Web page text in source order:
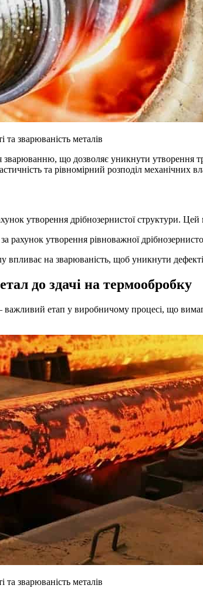
зварюваність металів
зварюванню, що дозволяє уникнути утворення
та рівномірний розподіл механічних
утворення дрібнозернистої структури.
рахунок утворення рівноважної
на зварюваність, щоб уникнути
до здачі на термообробку
етап у виробничому процесі, що
зварюваність металів